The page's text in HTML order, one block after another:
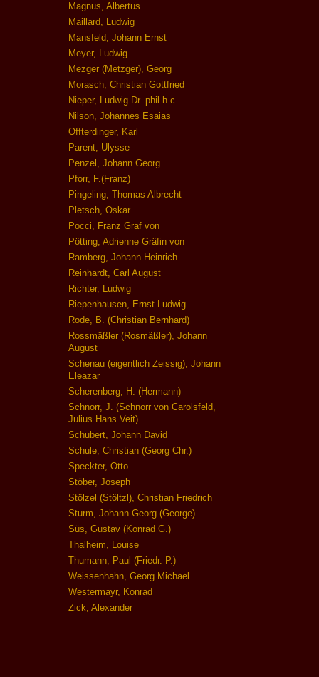
Magnus, Albertus
Maillard, Ludwig
Mansfeld, Johann Ernst
Meyer, Ludwig
Mezger (Metzger), Georg
Morasch, Christian Gottfried
Nieper, Ludwig Dr. phil.h.c.
Nilson, Johannes Esaias
Offterdinger, Karl
Parent, Ulysse
Penzel, Johann Georg
Pforr, F.(Franz)
Pingeling, Thomas Albrecht
Pletsch, Oskar
Pocci, Franz Graf von
Pötting, Adrienne Gräfin von
Ramberg, Johann Heinrich
Reinhardt, Carl August
Richter, Ludwig
Riepenhausen, Ernst Ludwig
Rode, B. (Christian Bernhard)
Rossmäßler (Rosmäßler), Johann
August
Schenau (eigentlich Zeissig), Johann
Eleazar
Scherenberg, H. (Hermann)
Schnorr, J. (Schnorr von Carolsfeld,
Julius Hans Veit)
Schubert, Johann David
Schule, Christian (Georg Chr.)
Speckter, Otto
Stöber, Joseph
Stölzel (Stöltzl), Christian Friedrich
Sturm, Johann Georg (George)
Süs, Gustav (Konrad G.)
Thalheim, Louise
Thumann, Paul (Friedr. P.)
Weissenhahn, Georg Michael
Westermayr, Konrad
Zick, Alexander